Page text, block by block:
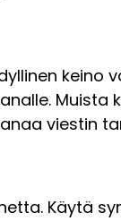
keino
Muista
viestin
Käytä